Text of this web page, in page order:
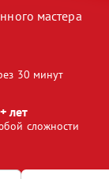
мастера
30 минут
лет
сложности